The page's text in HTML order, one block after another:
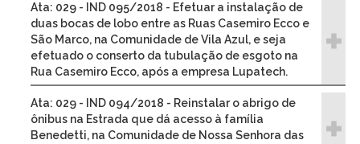
Ata: 029 - IND 095/2018 - Efetuar a instalação de
duas bocas de lobo entre as Ruas Casemiro Ecco e
São Marco, na Comunidade de Vila Azul, e seja
efetuado o conserto da tubulação de esgoto na
Rua Casemiro Ecco, após a empresa Lupatech.
Ata: 029 - IND 094/2018 - Reinstalar o abrigo de
ônibus na Estrada que dá acesso à família
Benedetti, na Comunidade de Nossa Senhora das